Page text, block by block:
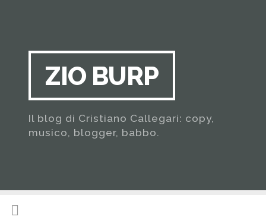
ZIO BURP
Il blog di Cristiano Callegari: copy,
musico, blogger, babbo.